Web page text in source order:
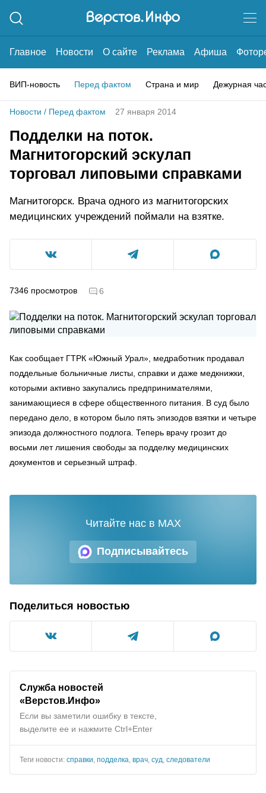
Главное Новости О сайте Реклама Афиша
ВИП-новость Перед фактом Страна и мир Дежурная
Новости / Перед фактом 27 января 2014
Подделки на поток.
Магнитогорский эскулап
торговал липовыми справками
Магнитогорск. Врача одного из магнитогорских
медицинских учреждений поймали на взятке.
7346 просмотров 6
Как сообщает ГТРК «Южный Урал», медработник продавал
поддельные больничные листы, справки и даже медкнижки,
которыми активно закупались предпринимателями,
занимающиеся в сфере общественного питания. В суд было
передано дело, в котором было пять эпизодов взятки и четыре
эпизода должностного подлога. Теперь врачу грозит до
восьми лет лишения свободы за подделку медицинских
документов и серьезный штраф.
Подписывайтесь
Читайте нас в MAX
Поделиться новостью
Служба новостей
«Верстов.Инфо»
Если вы заметили ошибку в тексте,
выделите ее и нажмите Ctrl+Enter
Теги новости: справки подделка врач суд следователи